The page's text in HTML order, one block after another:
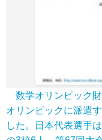
数学オリンピック
オリンピックに派遣
した。日本代表選手